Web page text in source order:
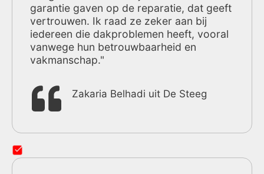
garantie gaven op de reparatie, dat geeft
vertrouwen. Ik raad ze zeker aan bij
iedereen die dakproblemen heeft, vooral
vanwege hun betrouwbaarheid en
vakmanschap."
Zakaria Belhadi uit De Steeg